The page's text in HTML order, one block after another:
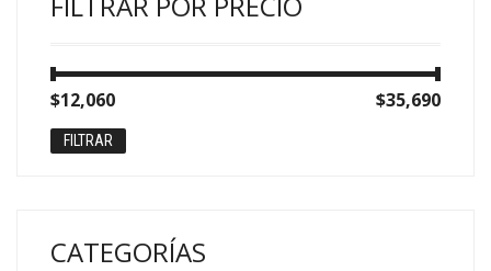
Precio
mínimo
Precio
máximo
FILTRAR
$12,060 $35,690
CATEGORÍAS